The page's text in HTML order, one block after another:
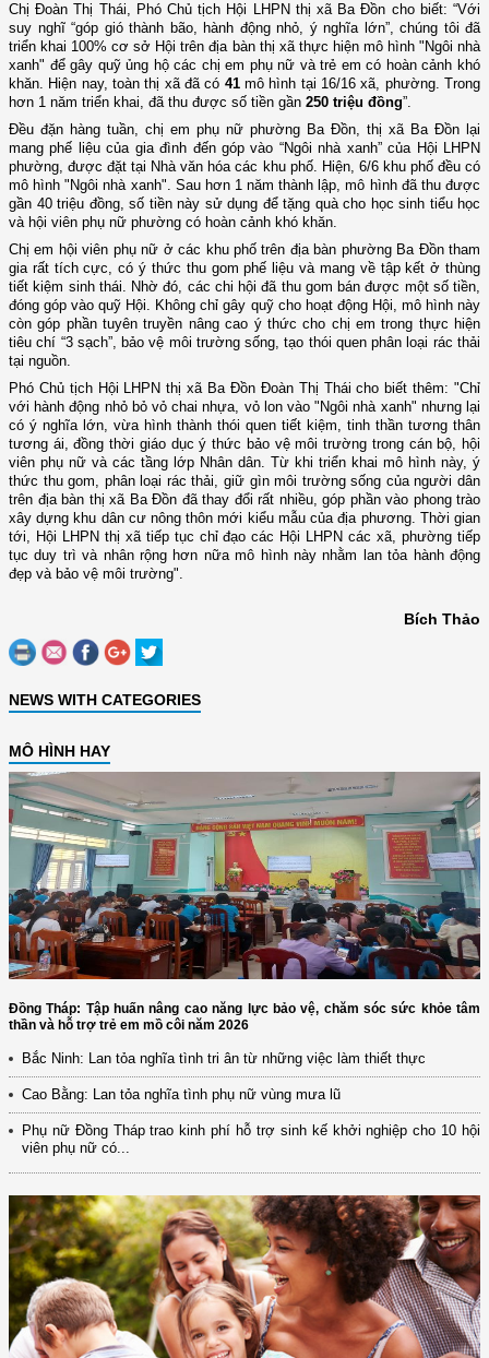
Chị Đoàn Thị Thái, Phó Chủ tịch Hội LHPN thị xã Ba Đồn cho biết: “Với
suy nghĩ “góp gió thành bão, hành động nhỏ, ý nghĩa lớn”, chúng tôi đã
triển khai 100% cơ sở Hội trên địa bàn thị xã thực hiện mô hình "Ngôi nhà
xanh" để gây quỹ ủng hộ các chị em phụ nữ và trẻ em có hoàn cảnh khó
khăn. Hiện nay, toàn thị xã đã có 41mô hình tại 16/16 xã, phường. Trong
hơn 1 năm triển khai, đã thu được số tiền gần 250 triệu đồng”.
Đều đặn hàng tuần, chị em phụ nữ phường Ba Đồn, thị xã Ba Đồn lại
mang phế liệu của gia đình đến góp vào “Ngôi nhà xanh” của Hội LHPN
phường, được đặt tại Nhà văn hóa các khu phố. Hiện, 6/6 khu phố đều có
mô hình "Ngôi nhà xanh". Sau hơn 1 năm thành lập, mô hình đã thu được
gần 40 triệu đồng, số tiền này sử dụng để tặng quà cho học sinh tiểu học
và hội viên phụ nữ phường có hoàn cảnh khó khăn.
Chị em hội viên phụ nữ ở các khu phố trên địa bàn phường Ba Đồn tham
gia rất tích cực, có ý thức thu gom phế liệu và mang về tập kết ở thùng
tiết kiệm sinh thái. Nhờ đó, các chi hội đã thu gom bán được một số tiền,
đóng góp vào quỹ Hội. Không chỉ gây quỹ cho hoạt động Hội, mô hình này
còn góp phần tuyên truyền nâng cao ý thức cho chị em trong thực hiện
tiêu chí “3 sạch”, bảo vệ môi trường sống, tạo thói quen phân loại rác thải
tại nguồn.
Phó Chủ tịch Hội LHPN thị xã Ba Đồn Đoàn Thị Thái cho biết thêm: "Chỉ
với hành động nhỏ bỏ vỏ chai nhựa, vỏ lon vào "Ngôi nhà xanh" nhưng lại
có ý nghĩa lớn, vừa hình thành thói quen tiết kiệm, tinh thần tương thân
tương ái, đồng thời giáo dục ý thức bảo vệ môi trường trong cán bộ, hội
viên phụ nữ và các tầng lớp Nhân dân. Từ khi triển khai mô hình này, ý
thức thu gom, phân loại rác thải, giữ gìn môi trường sống của người dân
trên địa bàn thị xã Ba Đồn đã thay đổi rất nhiều, góp phần vào phong trào
xây dựng khu dân cư nông thôn mới kiểu mẫu của địa phương. Thời gian
tới, Hội LHPN thị xã tiếp tục chỉ đạo các Hội LHPN các xã, phường tiếp
tục duy trì và nhân rộng hơn nữa mô hình này nhằm lan tỏa hành động
đẹp và bảo vệ môi trường".
Bích Thảo
NEWS WITH CATEGORIES
MÔ HÌNH HAY
Đồng Tháp: Tập huấn nâng cao năng lực bảo vệ, chăm sóc sức khỏe tâm
thần và hỗ trợ trẻ em mồ côi năm 2026
Bắc Ninh: Lan tỏa nghĩa tình tri ân từ những việc làm thiết thực
Cao Bằng: Lan tỏa nghĩa tình phụ nữ vùng mưa lũ
Phụ nữ Đồng Tháp trao kinh phí hỗ trợ sinh kế khởi nghiệp cho 10 hội
viên phụ nữ có...